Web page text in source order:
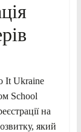
It Ukraine
School
на
який